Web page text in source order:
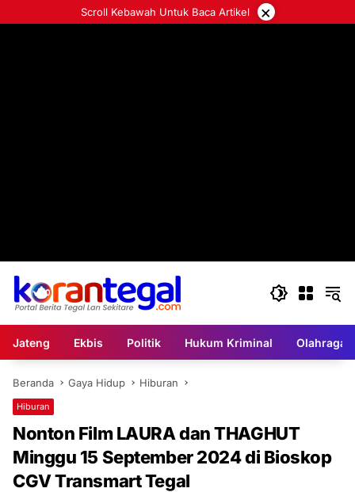
ke
Scroll Kebawah Untuk Baca Artikel ×
Jateng Ekbis Politik Hukum Kriminal Olahraga
Beranda Gaya Hidup Hiburan
Hiburan
Nonton Film LAURA dan THAGHUT
Minggu 15 September 2024 di Bioskop
CGV Transmart Tegal